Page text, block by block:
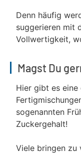
Denn häufig
suggerieren mit
Vollwertigkeit,
Magst Du
Hier gibt es
sogenannten
Zuckergehalt!
Viele bringen zu